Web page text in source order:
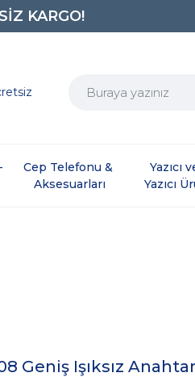
KARGO!
Cep Telefonu &
Aksesuarları
Yazıcı
Yazıcı
Geniş Işıksız